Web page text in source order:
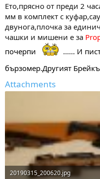
Ето,прясно от преди 2
мм в комплект с
двунога,плочка за
чашки и мишени е за
почерпи
...... И
бързомер.Другият
Attachments
20190315_200620.jpg